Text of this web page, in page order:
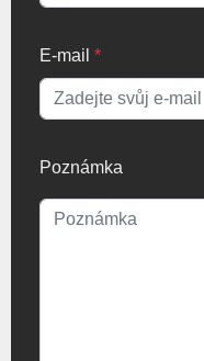
E-mail *
Poznámka